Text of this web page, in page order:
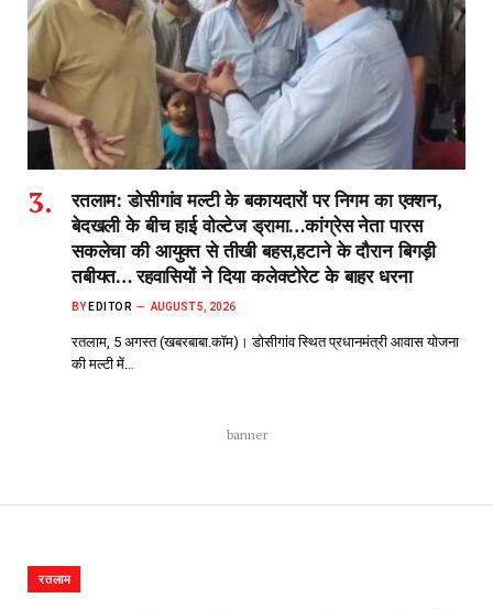
रतलाम: डोसीगांव मल्टी के बकायदारों पर निगम का एक्शन,
बेदखली के बीच हाई वोल्टेज ड्रामा…कांग्रेस नेता पारस
सकलेचा की आयुक्त से तीखी बहस,हटाने के दौरान बिगड़ी
तबीयत… रहवासियों ने दिया कलेक्टोरेट के बाहर धरना
BY EDITOR AUGUST 5, 2026
रतलाम, 5 अगस्त (खबरबाबा.कॉम)। डोसीगांव स्थित प्रधानमंत्री आवास योजना
की मल्टी में…
banner
रतलाम